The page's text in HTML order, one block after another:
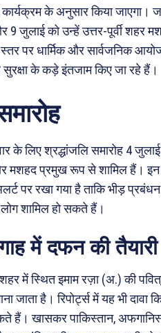
के अनुसार किया जाएगा।
जुलाई को उन्हें उत्तर-पूर्वी शहर
पर धार्मिक और सार्वजनिक
सुरक्षा के कड़े इंतजाम किए जा रहे हैं।
के लिए श्रद्धांजलि समारोह 4
मशहद प्रमुख रूप से शामिल हैं।
पर रखा गया है ताकि भीड़
शामिल हो सकते हैं।
में दफन की तैयारी
में स्थित इमाम रज़ा (अ.) की
जाता है। रिपोर्ट्स में यह भी दावा
हैं। खासकर पाकिस्तान,